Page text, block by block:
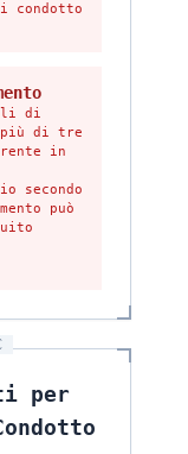
condotto
di
più di tre
in
secondo
può
per